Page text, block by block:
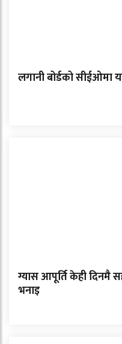
लगानी बोर्डको सीईओमा
ग्यास आपूर्ति केही दिनमै
भनाइ